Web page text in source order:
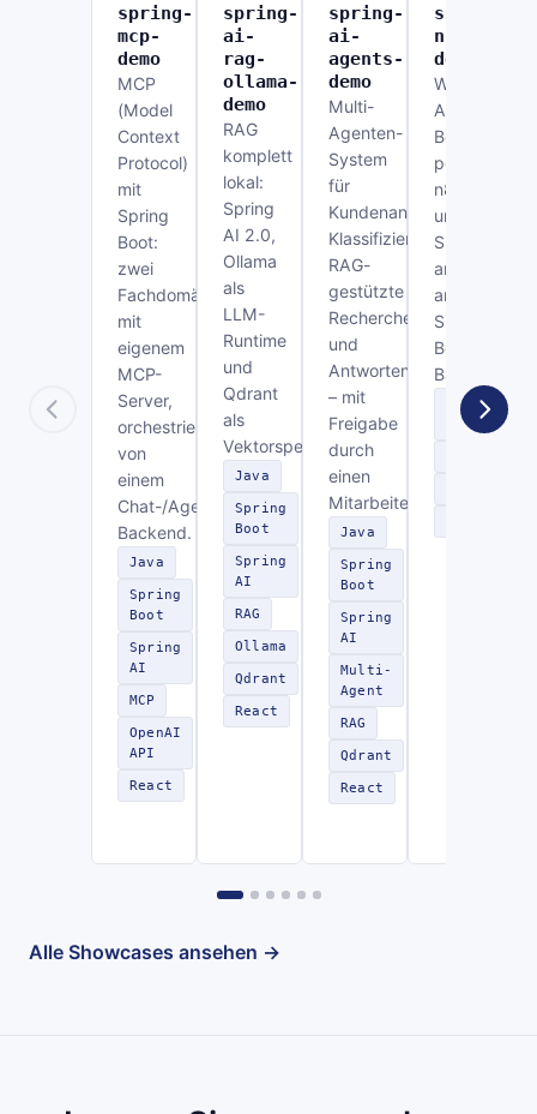
spring-
mcp-
demo
MCP
(Model
Context
Protocol)
mit
Spring
Boot:
zwei
Fachdomänen
mit
eigenem
MCP-
Server,
orchestriert
von
einem
Chat-/Agenten-
Backend.
Java
Spring
Boot
Spring
AI
MCP
OpenAI
API
React
spring-
ai-
rag-
ollama-
demo
RAG
komplett
lokal:
Spring
AI 2.0,
Ollama
als
LLM-
Runtime
und
Qdrant
als
Vektorspeicher.
Java
Spring
Boot
Spring
AI
RAG
Ollama
Qdrant
React
spring-
ai-
agents-
demo
Multi-
Agenten-
System
für
Kundenanfragen:
Klassifizierung,
RAG-
gestützte
Recherche
und
Antwortentwurf
– mit
Freigabe
durch
einen
Mitarbeiter.
Java
Spring
Boot
Spring
AI
Multi-
Agent
RAG
Qdrant
React
spring-
n8n-
demo
Workflow-
per
n8n
und
Slack,
angebunden
an ein
Spring-
Boot-
Backend.
Spring
Boot
Alle Showcases ansehen →